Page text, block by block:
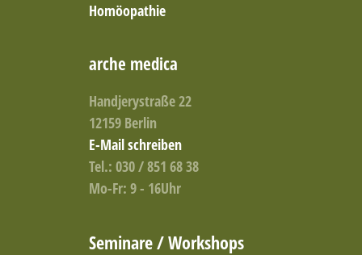
Homöopathie
arche medica
Handjerystraße 22
12159 Berlin
E-Mail schreiben
Tel.: 030 / 851 68 38
Mo-Fr: 9 - 16Uhr
Seminare / Workshops